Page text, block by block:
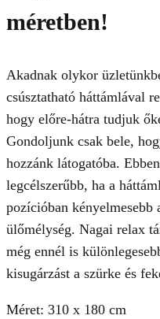
méretben!
Akadnak olykor
csúsztatható háttámlával
hogy előre-hátra tudjuk
Gondoljunk csak bele,
hozzánk látogatóba.
legcélszerűbb, ha a
pozícióban kényelmesebb
ülőmélység. Nagai relax
még ennél is
kisugárzást a szürke és
Méret: 310 x 180 cm